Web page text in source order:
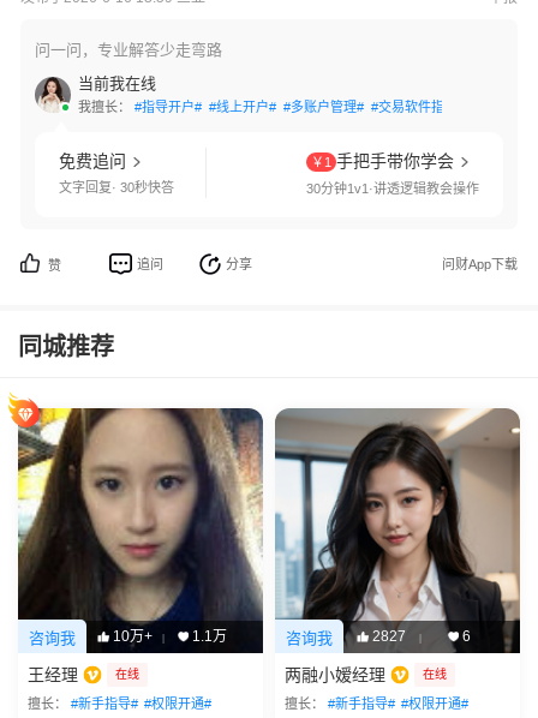
问一问，专业解答少走弯路
当前我在线
我擅长： #指导开户# #线上开户# #多账户管理# #交易软件指导#
免费追问
文字回复· 30秒快答
￥1 手把手带你学会
30分钟1v1·讲透逻辑教会操作
赞 追问 分享 问财App下载
同城推荐
咨询我 10万+ | 1.1万
王经理 在线
擅长： #新手指导# #权限开通#
咨询我 2827 | 6
两融小嫒经理 在线
擅长： #新手指导# #权限开通#